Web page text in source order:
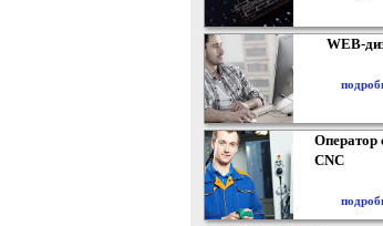
WEB-
Оператор
CNC